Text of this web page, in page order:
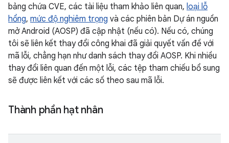
bảng chứa CVE, các tài liệu tham khảo liên quan, loại lỗ
hổng, mức độ nghiêm trọng và các phiên bản Dự án nguồn
mở Android (AOSP) đã cập nhật (nếu có). Nếu có, chúng
tôi sẽ liên kết thay đổi công khai đã giải quyết vấn đề với
mã lỗi, chẳng hạn như danh sách thay đổi AOSP. Khi nhiều
thay đổi liên quan đến một lỗi, các tệp tham chiếu bổ sung
sẽ được liên kết với các số theo sau mã lỗi.
Thành phần hạt nhân